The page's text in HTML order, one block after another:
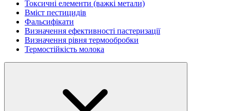
Токсичні елементи (важкі метали)
Вміст пестицидів
Фальсифікати
Визначення ефективності пастеризації
Визначення рівня термообробки
Термостійкість молока